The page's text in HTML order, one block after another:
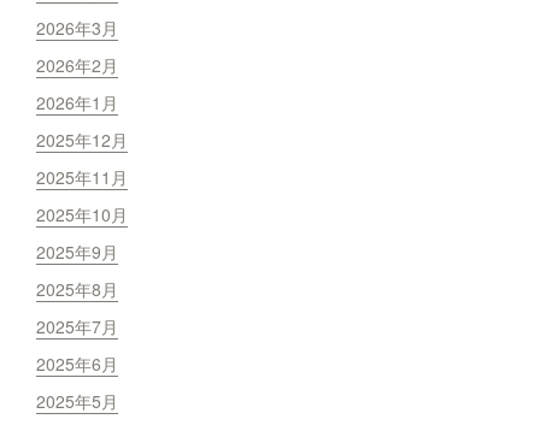
2026年3月
2026年2月
2026年1月
2025年12月
2025年11月
2025年10月
2025年9月
2025年8月
2025年7月
2025年6月
2025年5月